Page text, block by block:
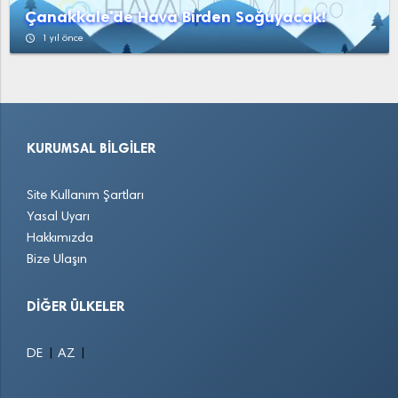
Çanakkale'de Hava Birden Soğuyacak!
access_time 1 yıl önce
KURUMSAL BILGILER
Site Kullanım Şartları
Yasal Uyarı
Hakkımızda
Bize Ulaşın
DIĞER ÜLKELER
DE AZ